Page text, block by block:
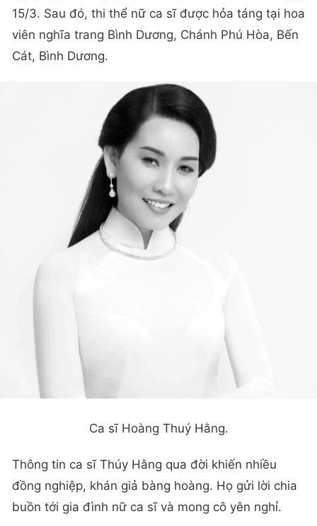
15/3. Sau đó, thi thể nữ ca sĩ được hỏa táng tại hoa
viên nghĩa trang Bình Dương, Chánh Phú Hòa, Bến
Cát, Bình Dương.
Ca sĩ Hoàng Thuý Hằng.
Thông tin ca sĩ Thúy Hằng qua đời khiến nhiều
đồng nghiệp, khán giả bàng hoàng. Họ gửi lời chia
buồn tới gia đình nữ ca sĩ và mong cô yên nghỉ.